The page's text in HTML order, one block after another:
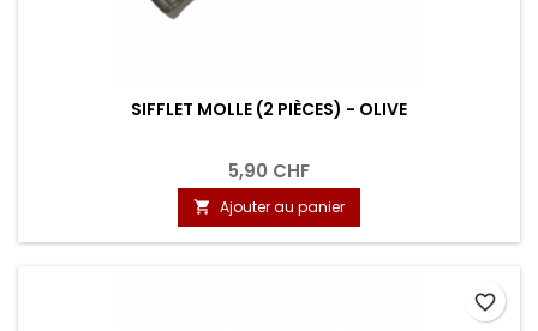
SIFFLET MOLLE (2 PIÈCES) - OLIVE
5,90 CHF
 Ajouter au panier
favorite_border